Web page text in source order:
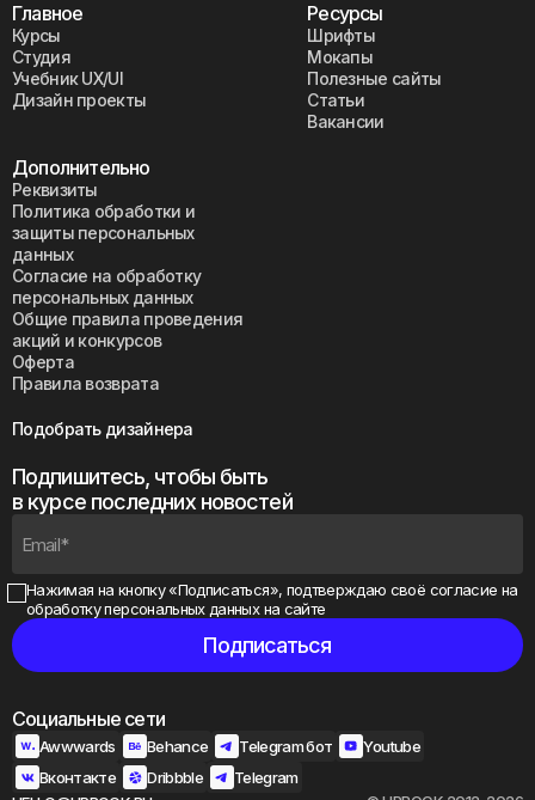
Главное
Курсы
Студия
Учебник UX/UI
Дизайн проекты
Ресурсы
Шрифты
Мокапы
Полезные сайты
Статьи
Вакансии
Дополнительно
Реквизиты
Политика обработки и
защиты персональных
данных
Согласие на обработку
персональных данных
Общие правила проведения
акций и конкурсов
Оферта
Правила возврата
Социальные сети
Awwwards Behance Telegram бот
Youtube
Вконтакте
Dribbble
Telegram
Подпишитесь, чтобы быть
в курсе последних новостей
Нажимая на кнопку «Подписаться», подтверждаю своё согласие на
обработку персональных данных на сайте
Подобрать дизайнера